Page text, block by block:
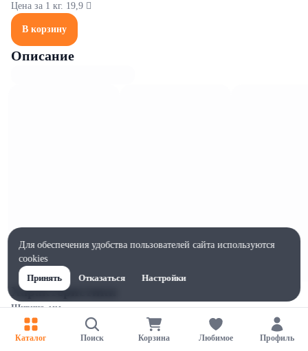
Цена за 1 кг. 19,9 
В корзину
Описание
Характеристики
Ширина, мм
Высота, мм
Каталог Поиск Корзина Любимое Профиль
Для обеспечения удобства пользователей сайта используются
cookies
Принять
Отказаться Настройки